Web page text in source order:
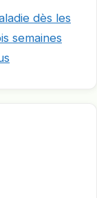
dès les
semaines